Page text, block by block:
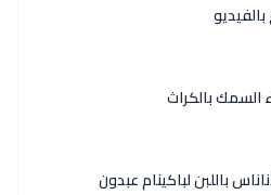
بالكراث
باللبن لباكينام عبدون